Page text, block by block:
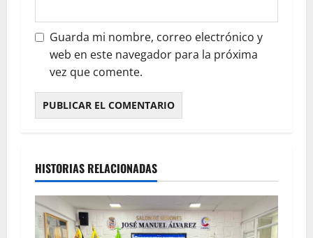
Guarda mi nombre, correo electrónico y
web en este navegador para la próxima
vez que comente.
HISTORIAS RELACIONADAS